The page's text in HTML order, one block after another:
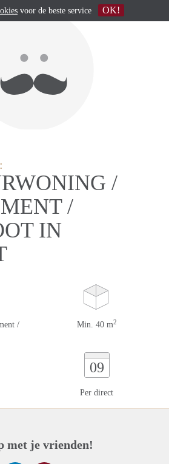
/
/
IN
/
Min. 40 m2
09
Per direct
met je vrienden!
voor de beste service OK!